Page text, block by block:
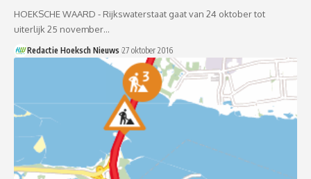
HOEKSCHE WAARD - Rijkswaterstaat gaat van 24 oktober tot
uiterlijk 25 november…
Redactie Hoeksch Nieuws 27 oktober 2016